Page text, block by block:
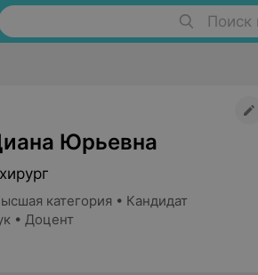
Поиск
Юрьевна
категория • Кандидат
• Доцент